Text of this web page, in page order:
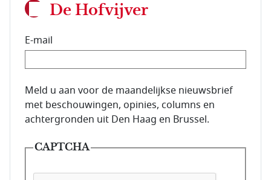
De Hofvijver
E-mail
E-mailadres van de abonnee.
Meld u aan voor de maandelijkse nieuwsbrief
met beschouwingen, opinies, columns en
achtergronden uit Den Haag en Brussel.
CAPTCHA